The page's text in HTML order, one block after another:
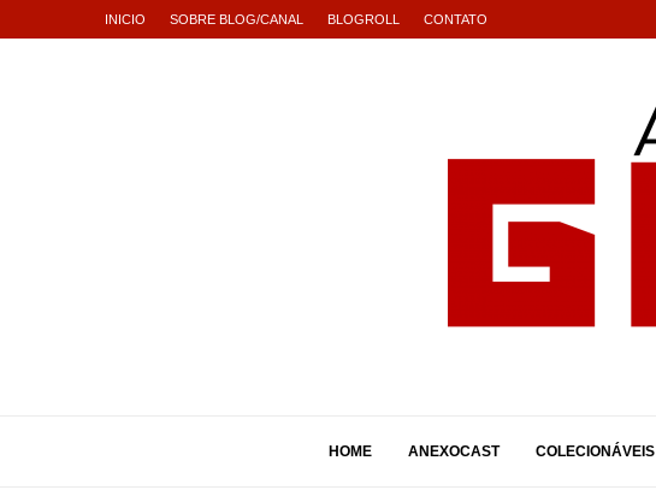
INICIO SOBRE BLOG/CANAL BLOGROLL CONTATO
HOME ANEXOCAST COLECIONÁVEIS